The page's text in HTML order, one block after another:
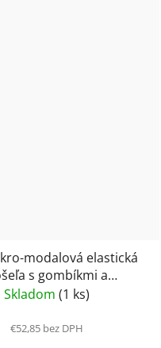
modalová elastická
s gombíkmi a
24100
Skladom (1 ks)
€52,85 bez DPH